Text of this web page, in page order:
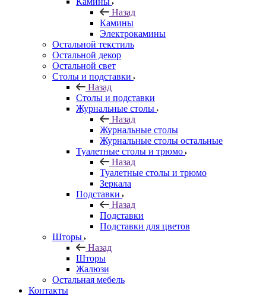
Назад
Камины
Электрокамины
Остальной текстиль
Остальной декор
Остальной свет
Столы и подставки
Назад
Столы и подставки
Журнальные столы
Назад
Журнальные столы
Журнальные столы остальные
Туалетные столы и трюмо
Назад
Туалетные столы и трюмо
Зеркала
Подставки
Назад
Подставки
Подставки для цветов
Шторы
Назад
Шторы
Жалюзи
Остальная мебель
Контакты